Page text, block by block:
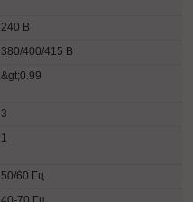
240 В
380/400/415 В
&gt;0.99
3
1
50/60 Гц